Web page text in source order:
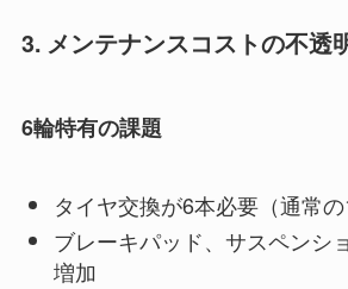
3. メンテナンスコストの不透
6輪特有の課題
タイヤ交換が6本必要（通常の
ブレーキパッド、サスペンシ
増加